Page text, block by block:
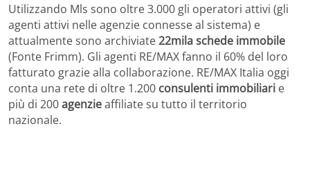
Utilizzando Mls sono oltre 3.000 gli operatori attivi (gli
agenti attivi nelle agenzie connesse al sistema) e
attualmente sono archiviate22mila schede immobile
(Fonte Frimm). Gli agenti RE/MAX fanno il 60% del loro
fatturato grazie alla collaborazione. RE/MAX Italia oggi
conta una rete di oltre 1.200 consulenti immobiliari e
più di 200agenzieaffiliate su tutto il territorio
nazionale.